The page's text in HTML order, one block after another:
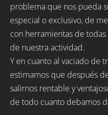
problema que nos pueda
especial o exclusivo, de
con herramientas de
de nuestra actividad.
Y en cuanto al vaciado de
estimamos que después
salirnos rentable y
de todo cuanto debamos